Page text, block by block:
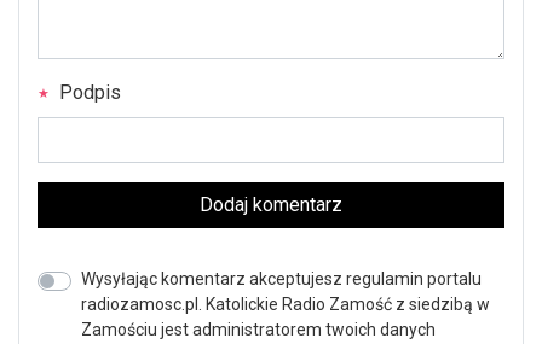
Podpis
Dodaj komentarz
Wysyłając komentarz akceptujesz regulamin portalu
radiozamosc.pl. Katolickie Radio Zamość z siedzibą w
Zamościu jest administratorem twoich danych